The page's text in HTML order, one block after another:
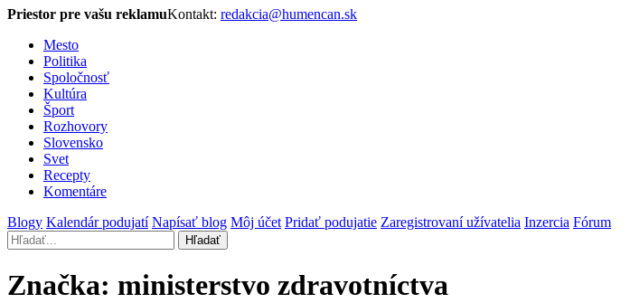
Priestor pre vašu reklamuKontakt: redakcia@humencan.sk
Mesto
Politika
Spoločnosť
Kultúra
Šport
Rozhovory
Slovensko
Svet
Recepty
Komentáre
Blogy Kalendár podujatí Napísať blog Môj účet Pridať podujatie Zaregistrovaní užívatelia Inzercia Fórum
Hľadať
Značka: ministerstvo zdravotníctva